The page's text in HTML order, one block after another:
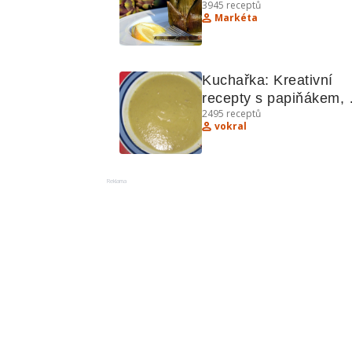
- recepty pro gurmány
3945 receptů
Markéta
Kuchařka: Kreativní
recepty s papiňákem,
vepřovým ragú a
sněhovým těstíčkem
2495 receptů
vokral
Reklama